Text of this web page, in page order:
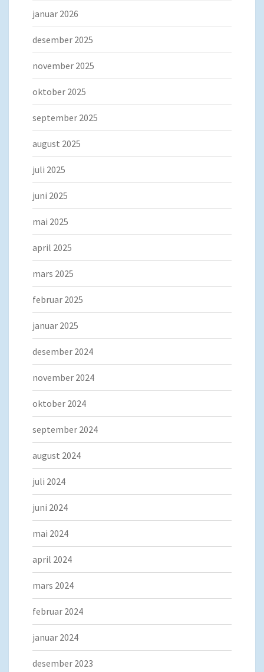
januar 2026
desember 2025
november 2025
oktober 2025
september 2025
august 2025
juli 2025
juni 2025
mai 2025
april 2025
mars 2025
februar 2025
januar 2025
desember 2024
november 2024
oktober 2024
september 2024
august 2024
juli 2024
juni 2024
mai 2024
april 2024
mars 2024
februar 2024
januar 2024
desember 2023